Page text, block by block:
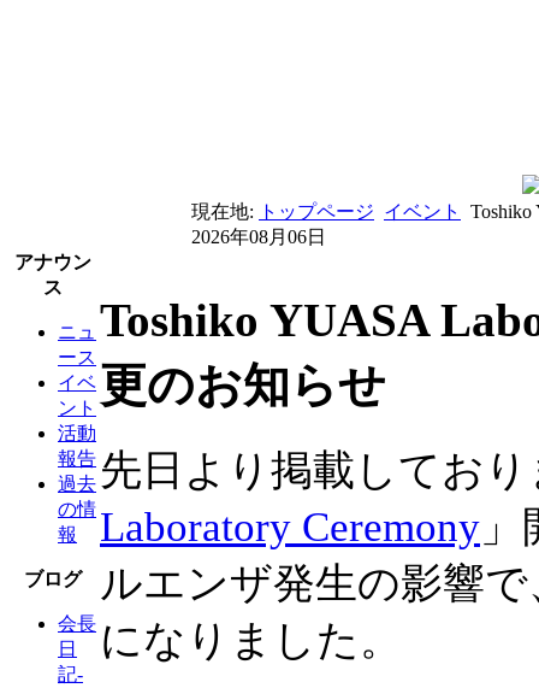
現在地: トップページ イベント
2026年08月06日
アナウン
ス
ニュ
ース
イベ
ント
活動
報告
過去
の情
報
ブログ
会長
日
記-
Toshiko YUASA
更のお知らせ
先日より掲載してお
Laboratory Ceremony
ルエンザ発生の影響
になりました。